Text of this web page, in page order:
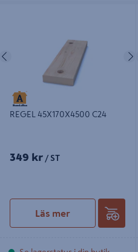
Föregående
REGEL 45X170X4500 C24
349 kr / ST
Läs mer